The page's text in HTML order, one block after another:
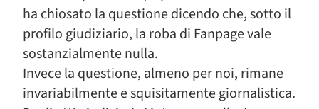
ha chiosato la questione dicendo che, sotto il
profilo giudiziario, la roba di Fanpage vale
sostanzialmente nulla.
Invece la questione, almeno per noi, rimane
invariabilmente e squisitamente giornalistica.